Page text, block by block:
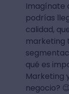
Imagínate
podrías
calidad,
marketing
qué es
Marketing
negocio? 😉